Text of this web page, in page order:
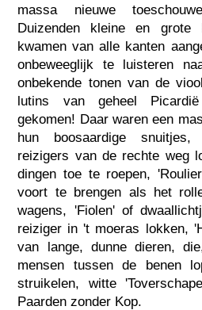
massa nieuwe
Duizenden kleine en grote
kwamen van alle kanten
onbeweeglijk te luisteren
onbekende tonen van de
lutins van geheel
gekomen! Daar waren een
hun boosaardige
reizigers van de rechte weg
dingen toe te roepen,
voort te brengen als het
wagens, 'Fiolen' of
reiziger in 't moeras lokken,
van lange, dunne dieren,
mensen tussen de benen
struikelen, witte
Paarden zonder Kop.